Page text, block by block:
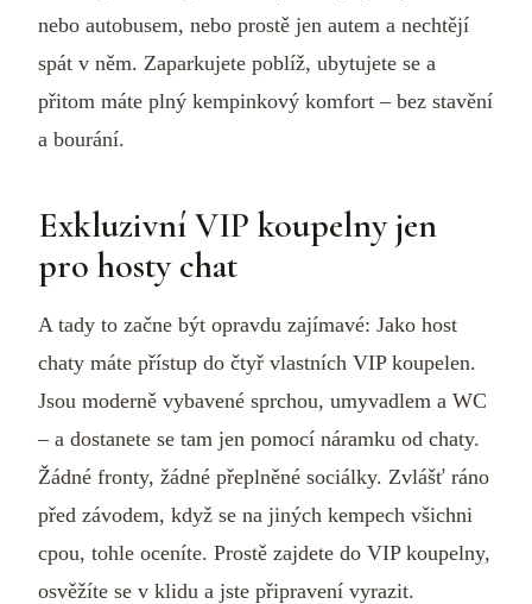
nebo autobusem, nebo prostě jen autem a nechtějí
spát v něm. Zaparkujete poblíž, ubytujete se a
přitom máte plný kempinkový komfort – bez stavění
a bourání.
Exkluzivní VIP koupelny jen
pro hosty chat
A tady to začne být opravdu zajímavé: Jako host
chaty máte přístup do čtyř vlastních VIP koupelen.
Jsou moderně vybavené sprchou, umyvadlem a WC
– a dostanete se tam jen pomocí náramku od chaty.
Žádné fronty, žádné přeplněné sociálky. Zvlášť ráno
před závodem, když se na jiných kempech všichni
cpou, tohle oceníte. Prostě zajdete do VIP koupelny,
osvěžíte se v klidu a jste připravení vyrazit.